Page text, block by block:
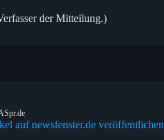
der Mitteilung.)
auf newsfenster.de veröffentlichen